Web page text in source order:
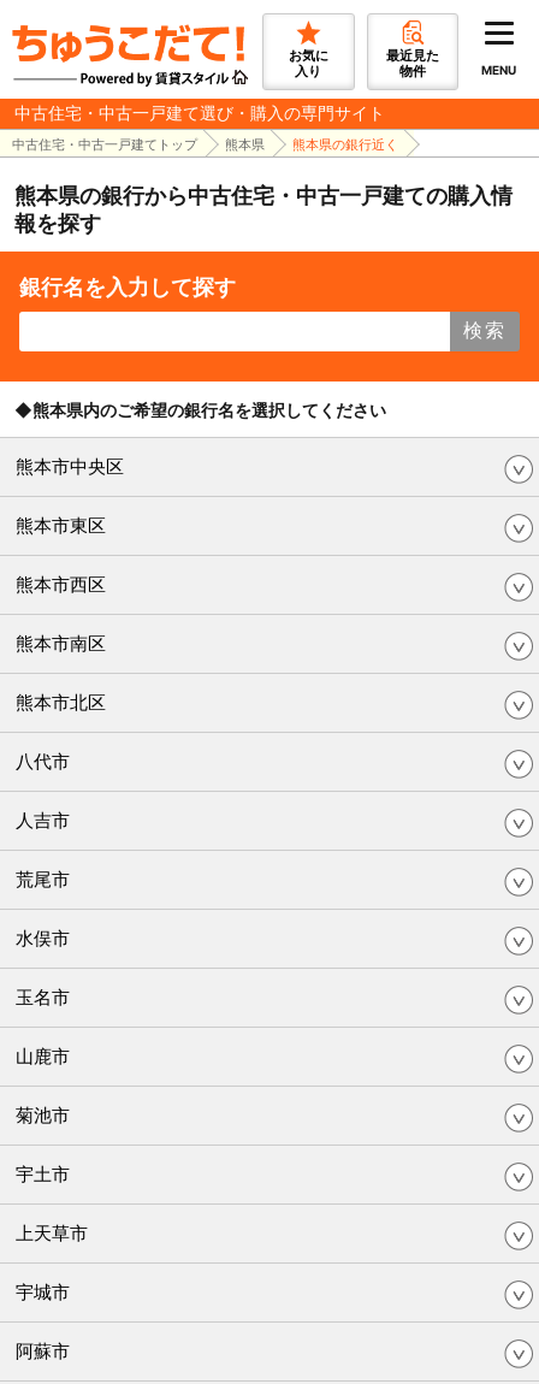
お気に
入り
最近見た
物件
MENU
中古住宅・中古一戸建て選び・購入の専門サイト
中古住宅・中古一戸建てトップ 熊本県 熊本県の銀行近く
熊本県の銀行から中古住宅・中古一戸建ての購入情
報を探す
銀行名を入力して探す
検索
◆熊本県内のご希望の銀行名を選択してください
熊本市中央区
熊本市東区
熊本市西区
熊本市南区
熊本市北区
八代市
人吉市
荒尾市
水俣市
玉名市
山鹿市
菊池市
宇土市
上天草市
宇城市
阿蘇市